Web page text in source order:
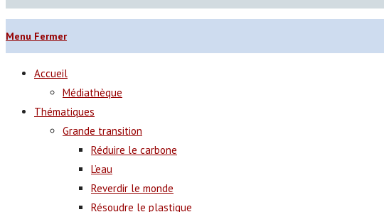
Menu Fermer
Accueil
Médiathèque
Thématiques
Grande transition
Réduire le carbone
L’eau
Reverdir le monde
Résoudre le plastique